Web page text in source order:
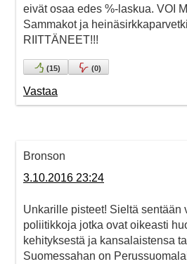
eivät osaa edes %-laskua. VOI
Sammakot ja
RIITTÄNEET!!!
(15) (0)
Vastaa
Bronson
3.10.2016 23:24
Unkarille pisteet! Sieltä sentään
poliitikkoja jotka ovat oikeasti
kehityksestä ja kansalaistensa
Suomessahan on